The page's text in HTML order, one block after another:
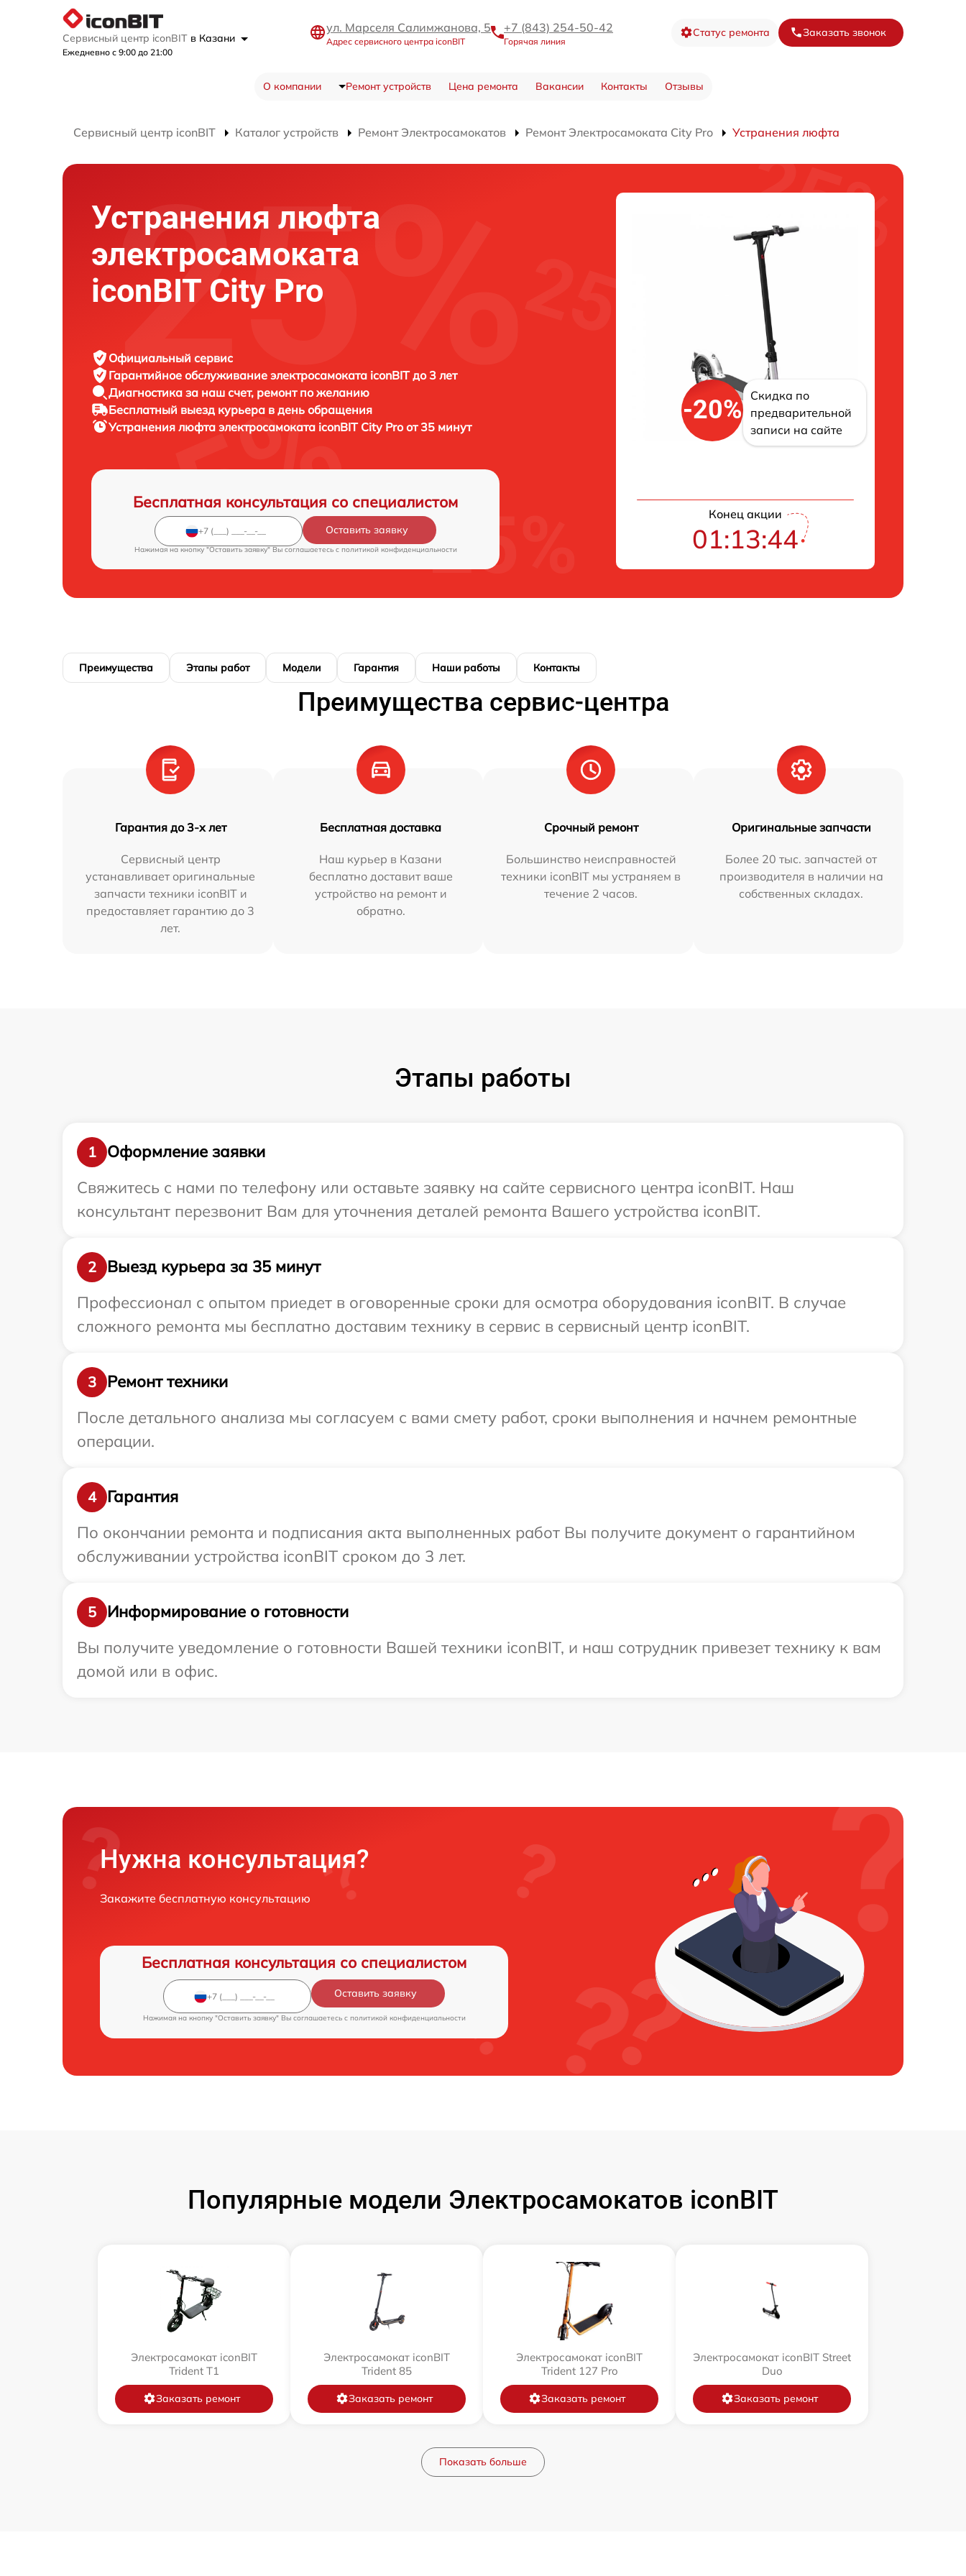
Сервисный центр iconBIT в Казани
Ежедневно с 9:00 до 21:00
ул. Марселя Салимжанова, 5
Адрес сервисного центра iconBIT
+7 (843) 254-50-42
Горячая линия
Статус ремонта Заказать звонок
О компании Ремонт устройств Цена ремонта Вакансии Контакты Отзывы
Сервисный центр iconBIT Каталог устройств Ремонт Электросамокатов Ремонт Электросамоката City Pro Устранения люфта
Устранения люфта
электросамоката
iconBIT City Pro
Официальный сервис
Гарантийное обслуживание электросамоката iconBIT до 3 лет
Диагностика за наш счет, ремонт по желанию
Бесплатный выезд курьера в день обращения
Устранения люфта электросамоката iconBIT City Pro от 35 минут
Бесплатная консультация со специалистом
Оставить заявку
Нажимая на кнопку "Оставить заявку" Вы соглашаетесь c политикой конфиденциальности
-20%
Скидка по
предварительной
записи на сайте
Конец акции
01:13:42
Преимущества Этапы работ Модели Гарантия Наши работы Контакты
Преимущества сервис-центра
Гарантия до 3-х лет
Сервисный центр
устанавливает оригинальные
запчасти техники iconBIT и
предоставляет гарантию до 3
лет.
Бесплатная доставка
Наш курьер в Казани
бесплатно доставит ваше
устройство на ремонт и
обратно.
Срочный ремонт
Большинство неисправностей
техники iconBIT мы устраняем в
течение 2 часов.
Оригинальные запчасти
Более 20 тыс. запчастей от
производителя в наличии на
собственных складах.
Этапы работы
1
Оформление заявки
Свяжитесь с нами по телефону или оставьте заявку на сайте сервисного центра iconBIT. Наш
консультант перезвонит Вам для уточнения деталей ремонта Вашего устройства iconBIT.
2
Выезд курьера за 35 минут
Профессионал с опытом приедет в оговоренные сроки для осмотра оборудования iconBIT. В случае
сложного ремонта мы бесплатно доставим технику в сервис в сервисный центр iconBIT.
3
Ремонт техники
После детального анализа мы согласуем с вами смету работ, сроки выполнения и начнем ремонтные
операции.
4
Гарантия
По окончании ремонта и подписания акта выполненных работ Вы получите документ о гарантийном
обслуживании устройства iconBIT сроком до 3 лет.
5
Информирование о готовности
Вы получите уведомление о готовности Вашей техники iconBIT, и наш сотрудник привезет технику к вам
домой или в офис.
Нужна консультация?
Закажите бесплатную консультацию
Бесплатная консультация со специалистом
Оставить заявку
Нажимая на кнопку "Оставить заявку" Вы соглашаетесь c политикой конфиденциальности
Популярные модели Электросамокатов iconBIT
Электросамокат iconBIT
Trident T1
Заказать ремонт
Электросамокат iconBIT
Trident 85
Заказать ремонт
Электросамокат iconBIT
Trident 127 Pro
Заказать ремонт
Электросамокат iconBIT Street
Duo
Заказать ремонт
Показать больше